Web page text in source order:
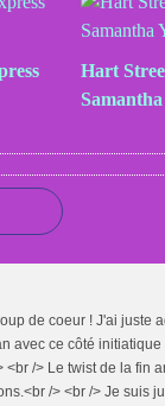
Hart
de coeur ! J'ai juste
avec ce côté
/> Le twist de la fin
/> <br /> Je suis